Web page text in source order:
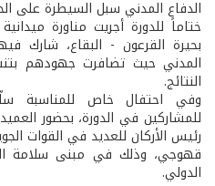
الدفاع المدني سبل السيطرة على
ختاماً للدورة أجريت مناورة
بحيرة القرعون - البقاع، شارك
المدني حيث تضافرت جهودهم
النتائج.
وفي احتفال خاص للمناسبة
للمشاركين في الدورة، بحضور
رئيس الأركان للعديد في القوات
قهوجي، وذلك في مبنى سلامة
الدولي.